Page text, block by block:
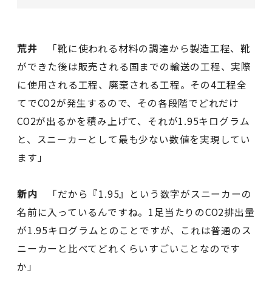
荒井 「靴に使われる材料の調達から製造工程、靴
ができた後は販売される国までの輸送の工程、実際
に使用される工程、廃棄される工程。その4工程全
てでCO2が発生するので、その各段階でどれだけ
CO2が出るかを積み上げて、それが1.95キログラム
と、スニーカーとして最も少ない数値を実現してい
ます」
新内 「だから『1.95』という数字がスニーカーの
名前に入っているんですね。1足当たりのCO2排出量
が1.95キログラムとのことですが、これは普通のス
ニーカーと比べてどれくらいすごいことなのです
か」